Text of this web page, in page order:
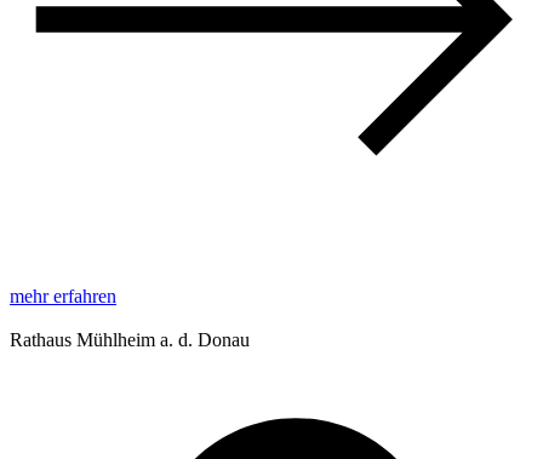
mehr erfahren
Rathaus Mühlheim a. d. Donau